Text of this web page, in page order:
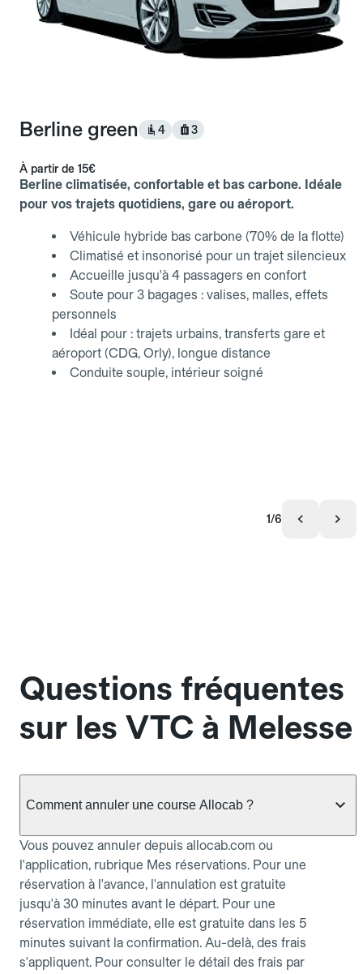
Berline green 4 3
À partir de 15€
Berline climatisée, confortable et bas carbone. Idéale
pour vos trajets quotidiens, gare ou aéroport.
Véhicule hybride bas carbone (70% de la flotte)
Climatisé et insonorisé pour un trajet silencieux
Accueille jusqu'à 4 passagers en confort
Soute pour 3 bagages : valises, malles, effets
personnels
Idéal pour : trajets urbains, transferts gare et
aéroport (CDG, Orly), longue distance
Conduite souple, intérieur soigné
1/6
Questions fréquentes
sur les VTC à Melesse
Comment annuler une course Allocab ?
Vous pouvez annuler depuis allocab.com ou
l'application, rubrique Mes réservations. Pour une
réservation à l'avance, l'annulation est gratuite
jusqu'à 30 minutes avant le départ. Pour une
réservation immédiate, elle est gratuite dans les 5
minutes suivant la confirmation. Au-delà, des frais
s'appliquent. Pour consulter le détail des frais par